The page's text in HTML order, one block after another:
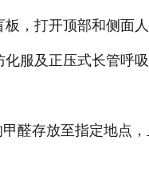
板，打开顶部和侧面
化服及正压式长管呼
醛存放至指定地点